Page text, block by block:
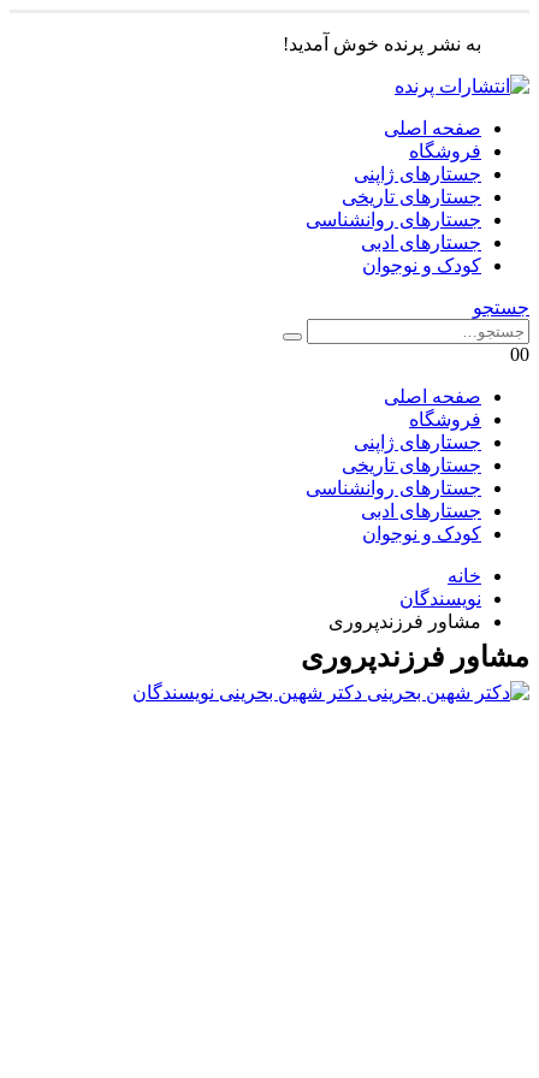
به نشر پرنده خوش آمدید!
صفحه اصلی
فروشگاه
جستارهای ژاپنی
جستارهای تاریخی
جستارهای روانشناسی
جستارهای ادبی
کودک و نوجوان
جستجو
00
صفحه اصلی
فروشگاه
جستارهای ژاپنی
جستارهای تاریخی
جستارهای روانشناسی
جستارهای ادبی
کودک و نوجوان
خانه
نویسندگان
مشاور فرزندپروری
مشاور فرزندپروری
دکتر شهین بحرینی نویسندگان